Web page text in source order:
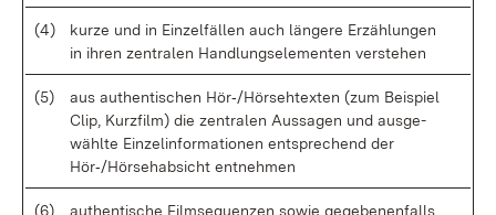
(4)
kur­ze und in Ein­zel­fäl­len auch län­ge­re Er­zäh­lun­gen
in ih­ren zen­tra­len Hand­lungs­ele­men­ten ver­ste­hen
(5)
aus au­then­ti­schen Hör‑/Hör­seh­t­ex­ten (zum Bei­spiel
Clip, Kurz­film) die zen­tra­len Aus­sa­gen und aus­ge­
wähl­te Ein­zel­in­for­ma­tio­nen ent­spre­chend der
Hör‑/Hör­se­h­ab­sicht ent­neh­men
(6)
au­then­ti­sche Film­se­quen­zen so­wie ge­ge­be­nen­falls